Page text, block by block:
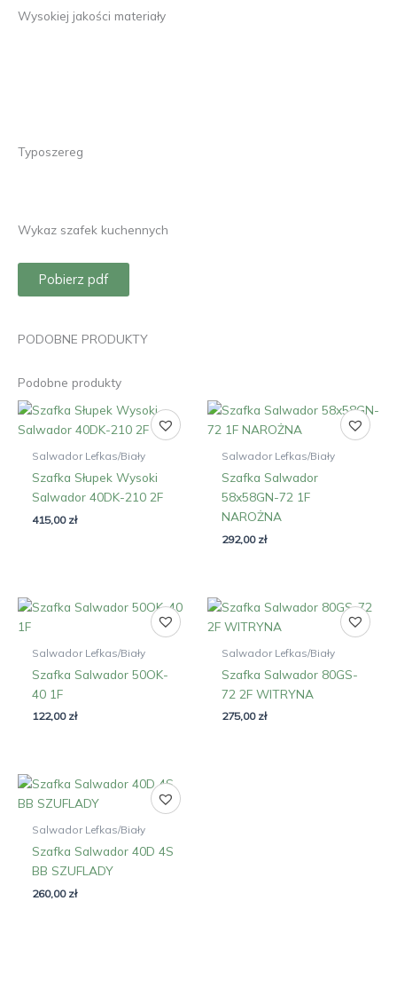
Wysokiej jakości materiały
Typoszereg
Wykaz szafek kuchennych
Pobierz pdf
PODOBNE PRODUKTY
Podobne produkty
Salwador Lefkas/Biały
Szafka Słupek Wysoki
Salwador 40DK-210 2F
415,00 zł
Salwador Lefkas/Biały
Szafka Salwador
58x58GN-72 1F
NAROŻNA
292,00 zł
Salwador Lefkas/Biały
Szafka Salwador 50OK-
40 1F
122,00 zł
Salwador Lefkas/Biały
Szafka Salwador 80GS-
72 2F WITRYNA
275,00 zł
Salwador Lefkas/Biały
Szafka Salwador 40D 4S
BB SZUFLADY
260,00 zł